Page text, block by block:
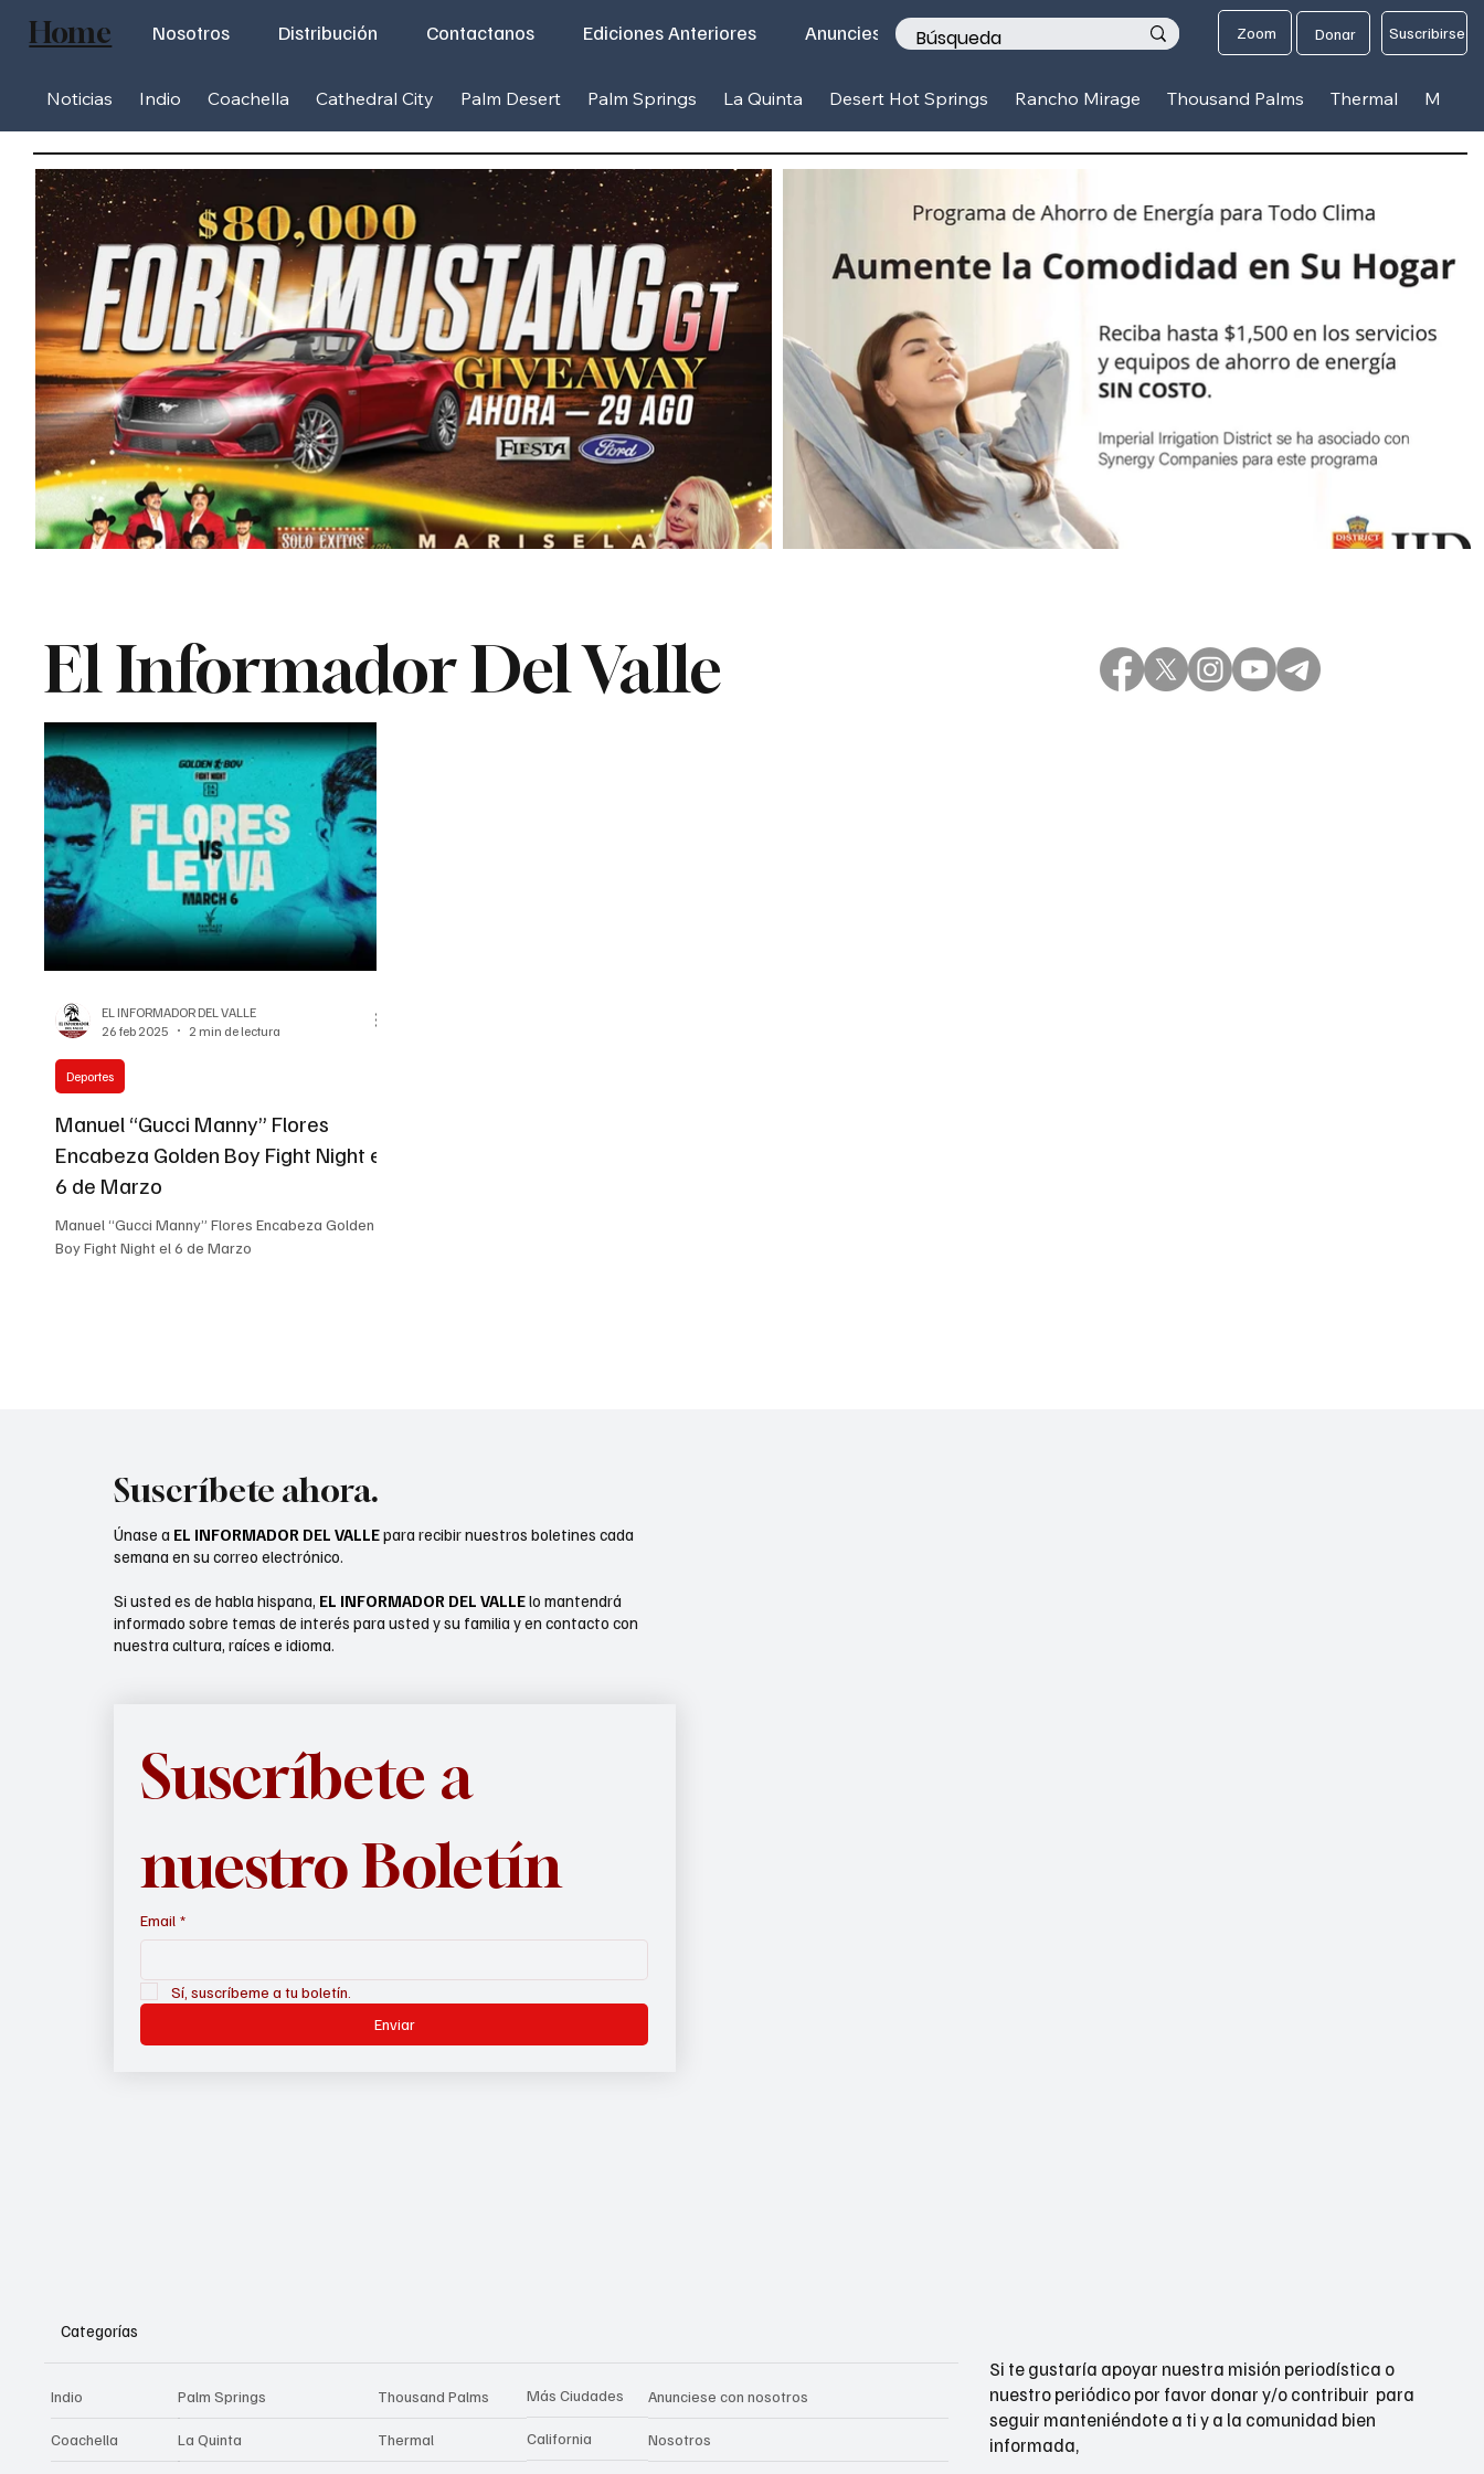
Noticias Indio Coachella Cathedral City Palm Desert Palm Springs La Quinta Desert Hot Springs Rancho Mirage Thousand Palms Thermal Mecca
Nosotros Distribución Contactanos Ediciones Anteriores Anunciese con nosotros Zoom Donar Suscribirse
Home
El Informador Del Valle
Manuel “Gucci Manny” Flores
Encabeza Golden Boy Fight Night el
6 de Marzo
Manuel “Gucci Manny” Flores Encabeza Golden
Boy Fight Night el 6 de Marzo
Deportes
EL INFORMADOR DEL VALLE
26 feb 2025
2 min de lectura
Categorías
Indio
Coachella
Palm Springs
La Quinta
Thousand Palms
Thermal
Más Ciudades
California
Anunciese con nosotros
Nosotros
Suscríbete ahora.
Únase a EL INFORMADOR DEL VALLEpara recibir nuestros boletines cada
semana en su correo electrónico.
Si usted es de habla hispana, EL INFORMADOR DEL VALLElo mantendrá
informado sobre temas de interés para usted y su familia y en contacto con
nuestra cultura, raíces e idioma.
Suscríbete a
nuestro Boletín
Email *
Sí, suscríbeme a tu boletín.
Enviar
Si te gustaría apoyar nuestra misión periodística o
nuestro periódico por favor donar y/o contribuir para
seguir manteniéndote a ti y a la comunidad bien
informada,